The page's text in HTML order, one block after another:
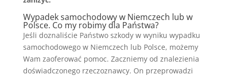
Wypadek samochodowy w Niemczech lub w
Polsce. Co my robimy dla Państwa?
Jeśli doznaliście Państwo szkody w wyniku wypadku
samochodowego w Niemczech lub Polsce, możemy
Wam zaoferować pomoc. Zaczniemy od znalezienia
doświadczonego rzeczoznawcy. On przeprowadzi